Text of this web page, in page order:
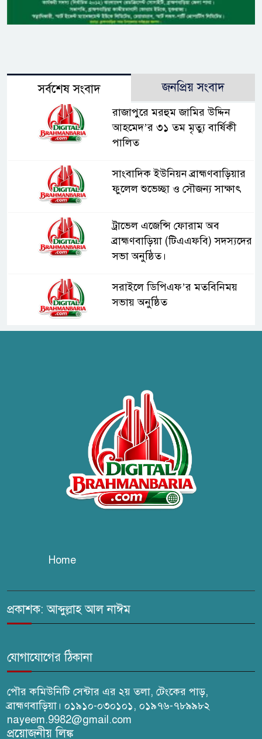
সর্বশেষ সংবাদ জনপ্রিয় সংবাদ
রাজাপুরে মরহুম জামির উদ্দিন
আহমেদ’র ৩১ তম মৃত্যু বার্ষিকী
পালিত
সাংবাদিক ইউনিয়ন ব্রাহ্মণবাড়িয়ার
ফুলেল শুভেচ্ছা ও সৌজন্য সাক্ষাৎ
ট্রাভেল এজেন্সি ফোরাম অব
ব্রাহ্মণবাড়িয়া (টিএএফবি) সদস্যদের
সভা অনুষ্ঠিত।
সরাইলে ডিপিএফ’র মতবিনিময়
সভায় অনুষ্ঠিত
ব্রাহ্মণবাড়িয়ায় তরী বাংলাদেশের
উদ্যোগে বৃক্ষরোপণ ও গাছের চারা
বিতরণ।
কবি জয়দুল হোসেনের
‘পাখপাখালির মিলনমেলা’ গ্রন্থের
প্রকাশনা উৎসব
ঢেউ’র আহবায়ক সোহেল সদস্য
Home
প্রকাশক: আব্দুল্লাহ আল নাঈম
যোগাযোগের ঠিকানা
পৌর কমিউনিটি সেন্টার এর ২য় তলা, টেংকের পাড়,
ব্রাহ্মণবাড়িয়া। ০১৯১০-০৩০১০১, ০১৯৭৬-৭৮৯৯৮২
nayeem.9982@gmail.com
প্রয়োজনীয় লিঙ্ক